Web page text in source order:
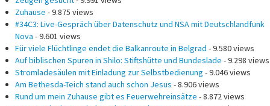
Zuhause - 9.875 views
#34C3: Live-Gespräch über Datenschutz und NSA mit Deutschlandfunk
Nova - 9.601 views
Für viele Flüchtlinge endet die Balkanroute in Belgrad - 9.580 views
Auf biblischen Spuren in Shilo: Stiftshütte und Bundeslade - 9.298 views
Stromladesäulen mit Einladung zur Selbstbedienung - 9.046 views
Am Bethesda-Teich stand auch schon Jesus - 8.906 views
Rund um mein Zuhause gibt es Feuerwehreinsätze - 8.872 views